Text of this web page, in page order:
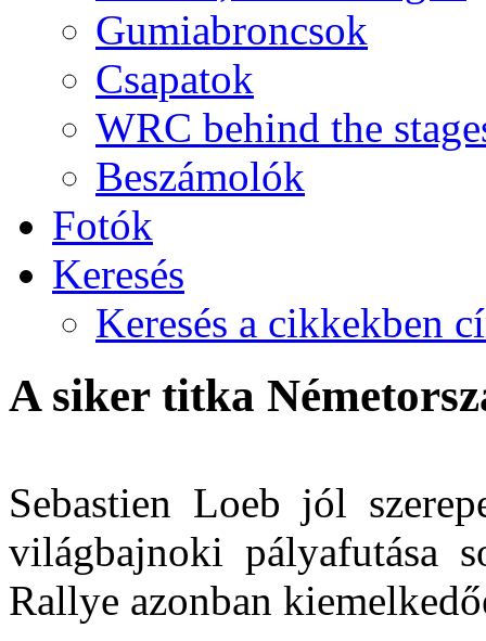
Gumiabroncsok
Csapatok
WRC behind the
Beszámolók
Fotók
Keresés
Keresés a cikkekben
A siker titka
Sebastien Loeb jól
világbajnoki pályafutása
Rallye azonban